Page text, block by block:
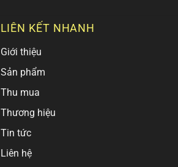
LIÊN KẾT NHANH
Giới thiệu
Sản phẩm
Thu mua
Thương hiệu
Tin tức
Liên hệ